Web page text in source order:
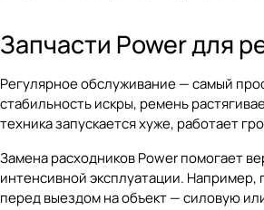
Запчасти Power для
Регулярное обслуживание — самый
стабильность искры, ремень
техника запускается хуже, работает
Замена расходников Power помогает
интенсивной эксплуатации.
перед выездом на объект — силовую